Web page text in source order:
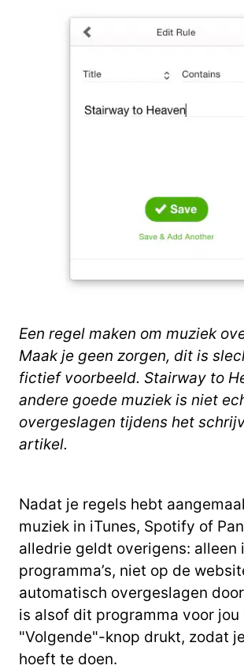
Een regel maken om muziek
Maak je geen zorgen, dit is
fictief voorbeeld. Stairway to
andere goede muziek is niet
overgeslagen tijdens het
artikel.
Nadat je regels hebt
muziek in iTunes, Spotify of
alledrie geldt overigens: alleen
programma’s, niet op de
automatisch overgeslagen
is alsof dit programma voor jou
"Volgende"-knop drukt, zodat
hoeft te doen.